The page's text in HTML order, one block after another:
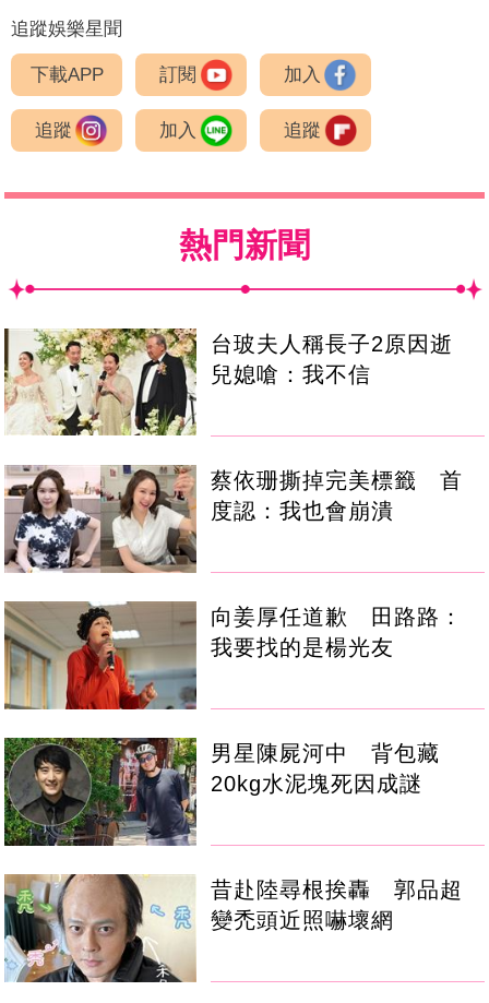
追蹤娛樂星聞
下載APP 訂閱 加入
追蹤 加入 追蹤
熱門新聞
台玻夫人稱長子2原因逝
兒媳嗆：我不信
蔡依珊撕掉完美標籤 首
度認：我也會崩潰
向姜厚任道歉 田路路：
我要找的是楊光友
男星陳屍河中 背包藏
20kg水泥塊死因成謎
昔赴陸尋根挨轟 郭品超
變禿頭近照嚇壞網